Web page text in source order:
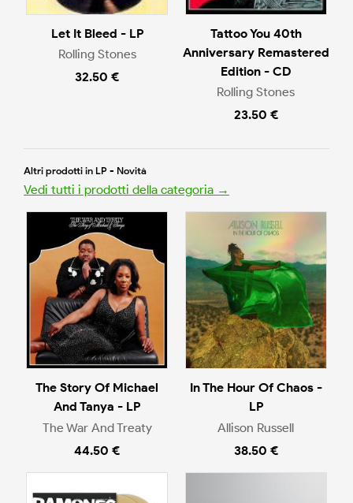
Let It Bleed - LP
Rolling Stones
32.50 €
Tattoo You 40th
Anniversary Remastered
Edition - CD
Rolling Stones
23.50 €
Altri prodotti in LP - Novità
Vedi tutti i prodotti della categoria →
The Story Of Michael
And Tanya - LP
The War And Treaty
44.50 €
In The Hour Of Chaos -
LP
Allison Russell
38.50 €